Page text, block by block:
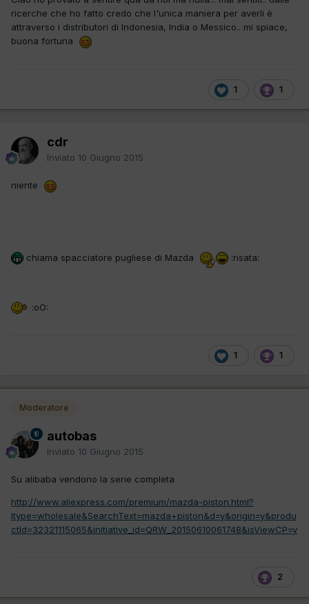
ricerche che ho fatto credo che l'unica maniera per averli è
attraverso i distributori di Indonesia, India o Messico.. mi spiace,
buona fortuna
1 1
cdr
Inviato 10 Giugno 2015
niente
chiama spacciatore pugliese di Mazda :risata:
:oO:
1 1
Moderatore
autobas
Inviato 10 Giugno 2015
Su alibaba vendono la serie completa
http://www.aliexpress.com/premium/mazda-piston.html?
ltype=wholesale&SearchText=mazda+piston&d=y&origin=y&produ
ctId=32321115065&initiative_id=QRW_20150610061748&isViewCP=y
2